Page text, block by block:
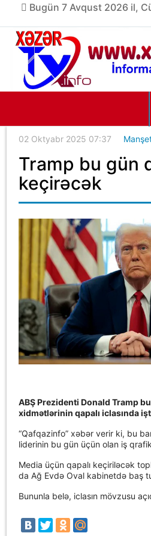
Bugün 7 Avqust 2026 il,
02 Oktyabr 2025 07:37
Tramp bu gün
keçirəcək
ABŞ Prezidenti Donald Tramp
xidmətlərinin qapalı iclasında
“Qafqazinfo” xəbər verir ki, bu
liderinin bu gün üçün olan iş
Media üçün qapalı keçiriləcək
da Ağ Evdə Oval kabinetdə baş
Bununla belə, iclasın mövzusu